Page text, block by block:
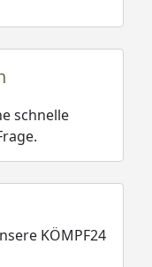
schnelle
KÖMPF24